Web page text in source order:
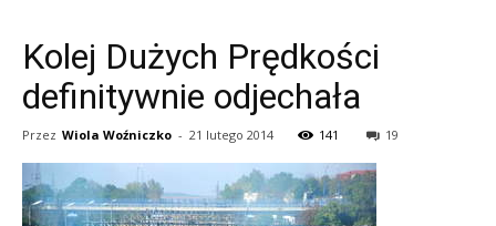
Kolej Dużych Prędkości
definitywnie odjechała
Przez Wiola Woźniczko - 21 lutego 2014 141 19